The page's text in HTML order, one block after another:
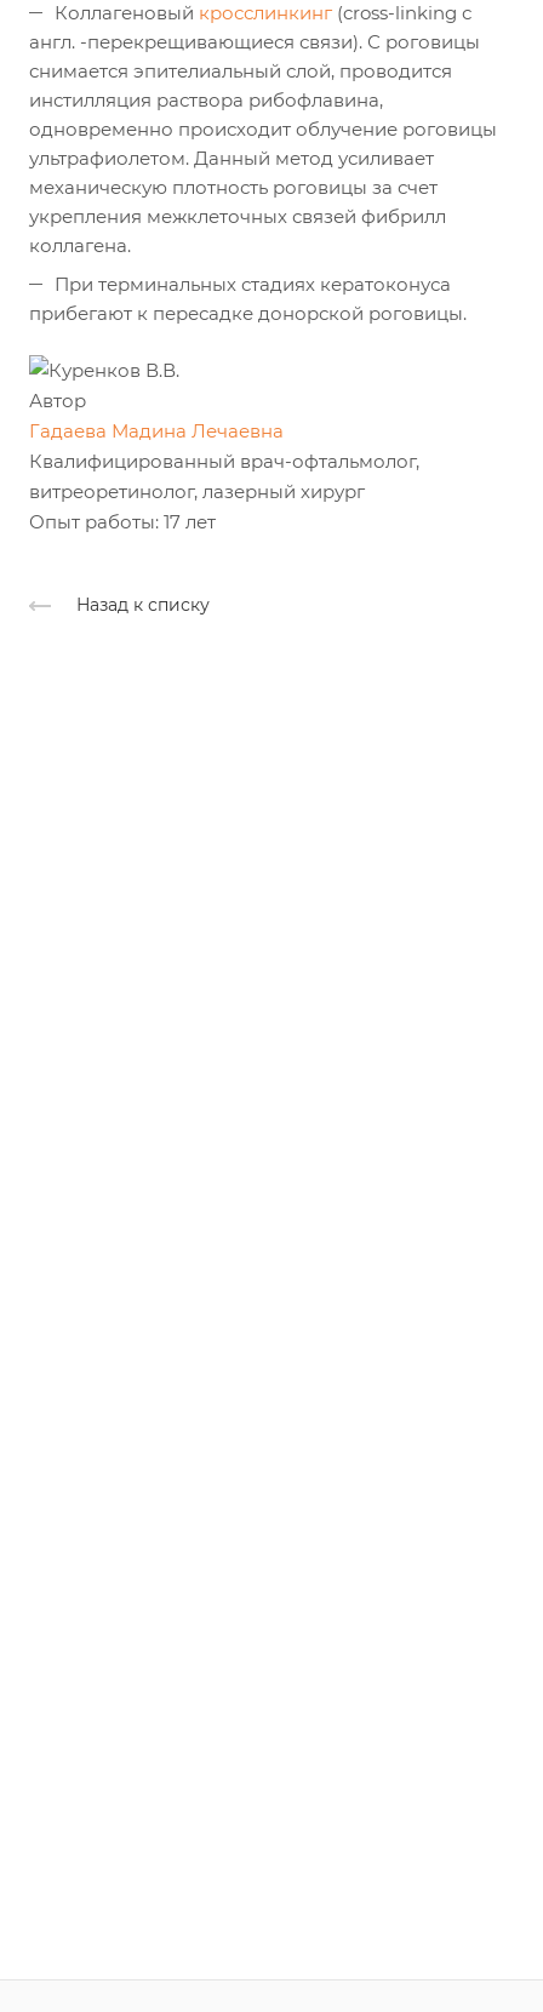
Коллагеновый кросслинкинг (cross-linking с
англ. -перекрещивающиеся связи). С роговицы
снимается эпителиальный слой, проводится
инстилляция раствора рибофлавина,
одновременно происходит облучение роговицы
ультрафиолетом. Данный метод усиливает
механическую плотность роговицы за счет
укрепления межклеточных связей фибрилл
коллагена.
При терминальных стадиях кератоконуса
прибегают к пересадке донорской роговицы.
Автор
Гадаева Мадина Лечаевна
Квалифицированный врач-офтальмолог,
витреоретинолог, лазерный хирург
Опыт работы: 17 лет
Назад к списку